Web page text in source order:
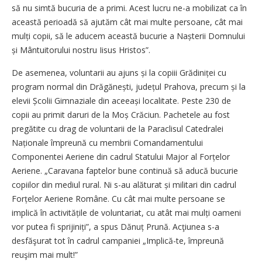
să nu simtă bucuria de a primi. Acest lucru ne-a mobilizat ca în
această perioadă să ajutăm cât mai multe persoane, cât mai
mulți copii, să le aducem această bucurie a Nașterii Domnului
și Mântuitorului nostru Iisus Hristos”.
De asemenea, voluntarii au ajuns și la copiii Grădiniței cu
program normal din Drăgănești, județul Prahova, precum și la
elevii Școlii Gimnaziale din aceeași localitate. Peste 230 de
copii au primit daruri de la Moș Crăciun. Pachetele au fost
pregătite cu drag de voluntarii de la Paraclisul Catedralei
Naționale împreună cu membrii Comandamentului
Componentei Aeriene din cadrul Statului Major al Forțelor
Aeriene. „Caravana faptelor bune continuă să aducă bucurie
copiilor din mediul rural. Ni s-au alăturat și militari din cadrul
Forțelor Aeriene Române. Cu cât mai multe persoane se
implică în activitățile de voluntariat, cu atât mai mulți oameni
vor putea fi sprijiniți”, a spus Dănuț Prună. Acţiunea s-a
desfăşurat tot în cadrul campaniei „Implică-te, împreună
reuşim mai mult!”